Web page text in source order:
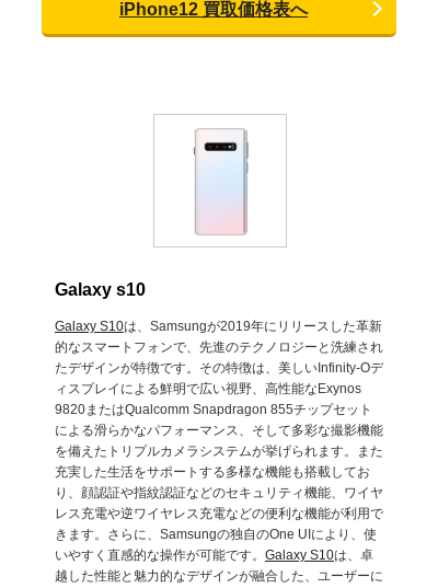
iPhone12 買取価格表へ
Galaxy s10
Galaxy S10は、Samsungが2019年にリリースした革新
的なスマートフォンで、先進のテクノロジーと洗練され
たデザインが特徴です。その特徴は、美しいInfinity-Oデ
ィスプレイによる鮮明で広い視野、高性能なExynos
9820またはQualcomm Snapdragon 855チップセット
による滑らかなパフォーマンス、そして多彩な撮影機能
を備えたトリプルカメラシステムが挙げられます。また
充実した生活をサポートする多様な機能も搭載してお
り、顔認証や指紋認証などのセキュリティ機能、ワイヤ
レス充電や逆ワイヤレス充電などの便利な機能が利用で
きます。さらに、Samsungの独自のOne UIにより、使
いやすく直感的な操作が可能です。 Galaxy S10は、卓
越した性能と魅力的なデザインが融合した、ユーザーに